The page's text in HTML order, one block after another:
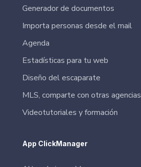
Generador de documentos
Importa personas desde el mail
Agenda
Estadísticas para tu web
Diseño del escaparate
MLS, comparte con otras agencias
Videotutoriales y formación
App ClickManager